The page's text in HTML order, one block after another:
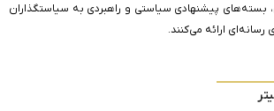
بسته‌های پیشنهادی سیاستی و راهبردی به سیاستگذاران
ارائه می‌کنند.